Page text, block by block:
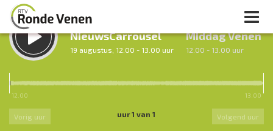
LUISTER TERUG:
NieuwsCarrousel
19 augustus, 12.00 - 13.00 uur
Middag Venen
12.00 - 13.00 uur
12.00 13.00
Vorig uur uur 1 van 1 Volgend uur